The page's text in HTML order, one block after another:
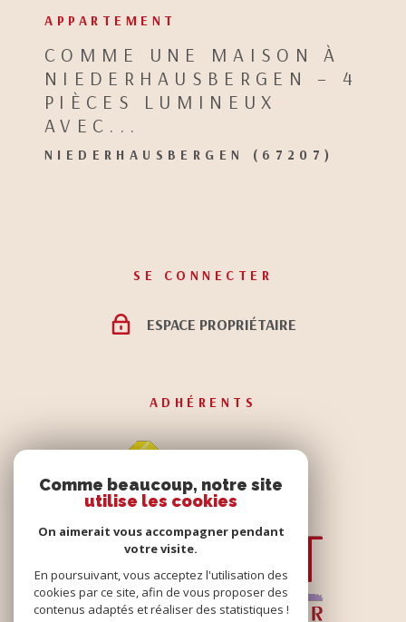
APPARTEMENT
COMME UNE MAISON À
NIEDERHAUSBERGEN – 4
PIÈCES LUMINEUX
AVEC...
NIEDERHAUSBERGEN (67207)
SE CONNECTER
ESPACE PROPRIÉTAIRE
ADHÉRENTS
Comme beaucoup, notre site
utilise les cookies
On aimerait vous accompagner pendant
votre visite.
En poursuivant, vous acceptez l'utilisation des
cookies par ce site, afin de vous proposer des
contenus adaptés et réaliser des statistiques !